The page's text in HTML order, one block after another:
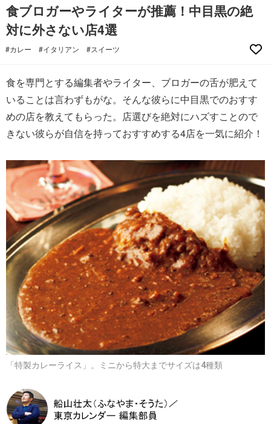
食ブロガーやライターが推薦！中目黒の絶
対に外さない店4選
#カレー #イタリアン #スイーツ
食を専門とする編集者やライター、ブロガーの舌が肥えて
いることは言わずもがな。そんな彼らに中目黒でのおすす
めの店を教えてもらった。店選びを絶対にハズすことので
きない彼らが自信を持っておすすめする4店を一気に紹介！
「特製カレーライス」。ミニから特大までサイズは4種類